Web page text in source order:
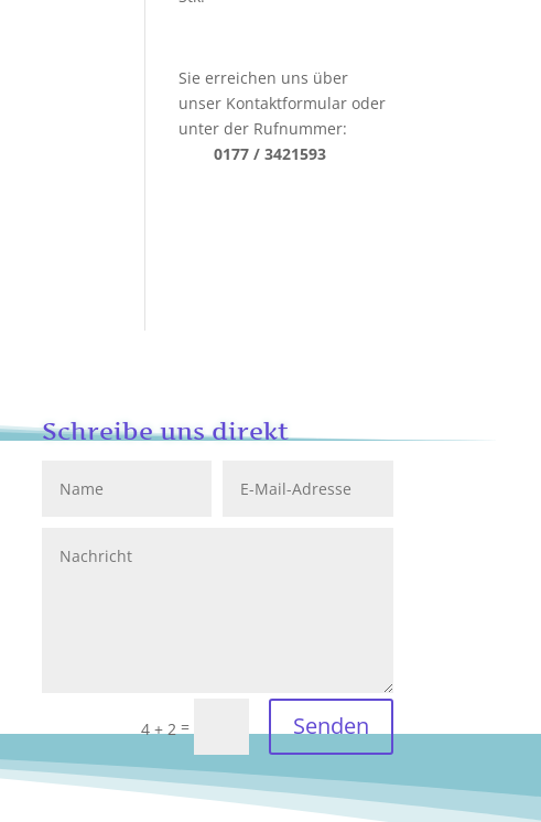
Sie erreichen uns über
unser Kontaktformular oder
unter der Rufnummer:
0177 / 3421593
Schreibe uns direkt
4 + 2 = Senden